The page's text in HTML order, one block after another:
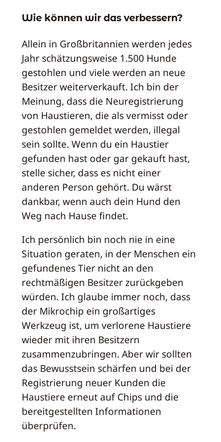
Wie können wir das verbessern?
Allein in Großbritannien werden jedes
Jahr schätzungsweise 1.500 Hunde
gestohlen und viele werden an neue
Besitzer weiterverkauft. Ich bin der
Meinung, dass die Neuregistrierung
von Haustieren, die als vermisst oder
gestohlen gemeldet werden, illegal
sein sollte. Wenn du ein Haustier
gefunden hast oder gar gekauft hast,
stelle sicher, dass es nicht einer
anderen Person gehört. Du wärst
dankbar, wenn auch dein Hund den
Weg nach Hause findet.
Ich persönlich bin noch nie in eine
Situation geraten, in der Menschen ein
gefundenes Tier nicht an den
rechtmäßigen Besitzer zurückgeben
würden. Ich glaube immer noch, dass
der Mikrochip ein großartiges
Werkzeug ist, um verlorene Haustiere
wieder mit ihren Besitzern
zusammenzubringen. Aber wir sollten
das Bewusstsein schärfen und bei der
Registrierung neuer Kunden die
Haustiere erneut auf Chips und die
bereitgestellten Informationen
überprüfen.